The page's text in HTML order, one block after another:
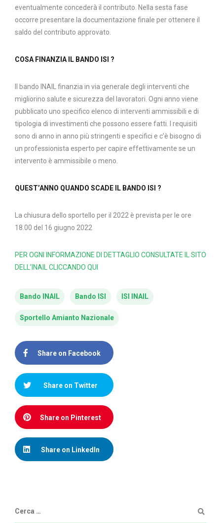
eventualmente concederà il contributo. Nella sesta fase
occorre presentare la documentazione finale per ottenere il
saldo del contributo approvato.
COSA FINANZIA IL BANDO ISI ?
Il bando INAIL finanzia in via generale degli interventi che
migliorino salute e sicurezza del lavoratori. Ogni anno viene
pubblicato uno specifico elenco di interventi ammissibili e di
tipologia di investimenti che possono essere fatti. I requisiti
sono di anno in anno più stringenti e specifici e c’è bisogno di
un professionista esperto per capire effettivamente se un
intervento è ammissibile o meno.
QUEST’ANNO QUANDO SCADE IL BANDO ISI ?
La chiusura dello sportello per il 2022 è prevista per le ore
18.00 del 16 giugno 2022
PER OGNI INFORMAZIONE DI DETTAGLIO CONSULTATE IL SITO
DELL’INAIL CLICCANDO QUI
Bando INAIL Bando ISI ISI INAIL
Sportello Amianto Nazionale
Share on Facebook
Share on Twitter
Share on Pinterest
Share on LinkedIn